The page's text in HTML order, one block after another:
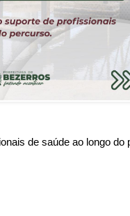
de saúde ao longo do